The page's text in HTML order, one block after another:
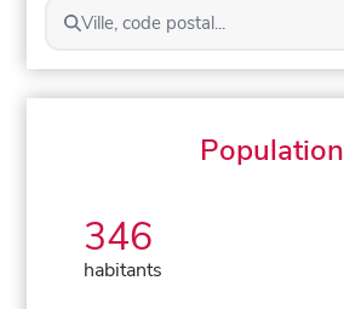
Ville, code postal...
Population
346
habitants